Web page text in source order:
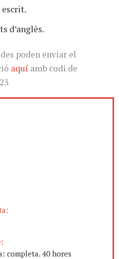
d’anglès.
poden enviar el
aquí amb codi de
completa. 40 hores